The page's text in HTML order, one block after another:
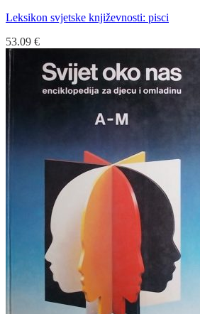
Leksikon svjetske književnosti: pisci
53.09 €